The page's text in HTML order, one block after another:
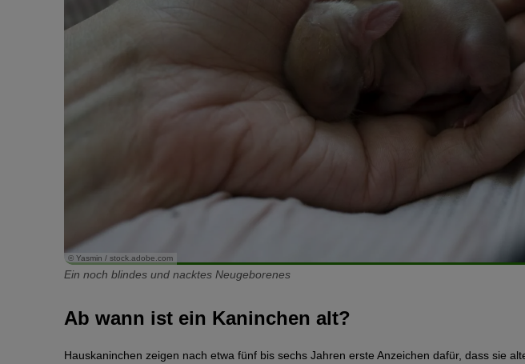
© Yasmin / stock.adobe.com
Ein noch blindes und nacktes Neugeborenes
Ab wann ist ein Kaninchen alt?
Hauskaninchen zeigen nach etwa fünf bis sechs Jahren erste Anzeichen dafür, dass sie